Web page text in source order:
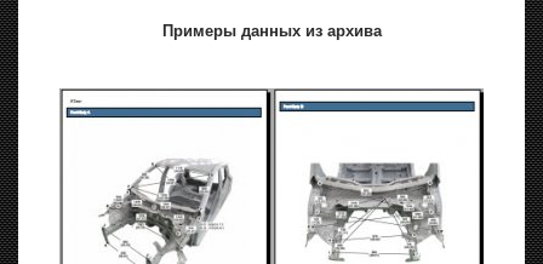
Примеры данных из архива